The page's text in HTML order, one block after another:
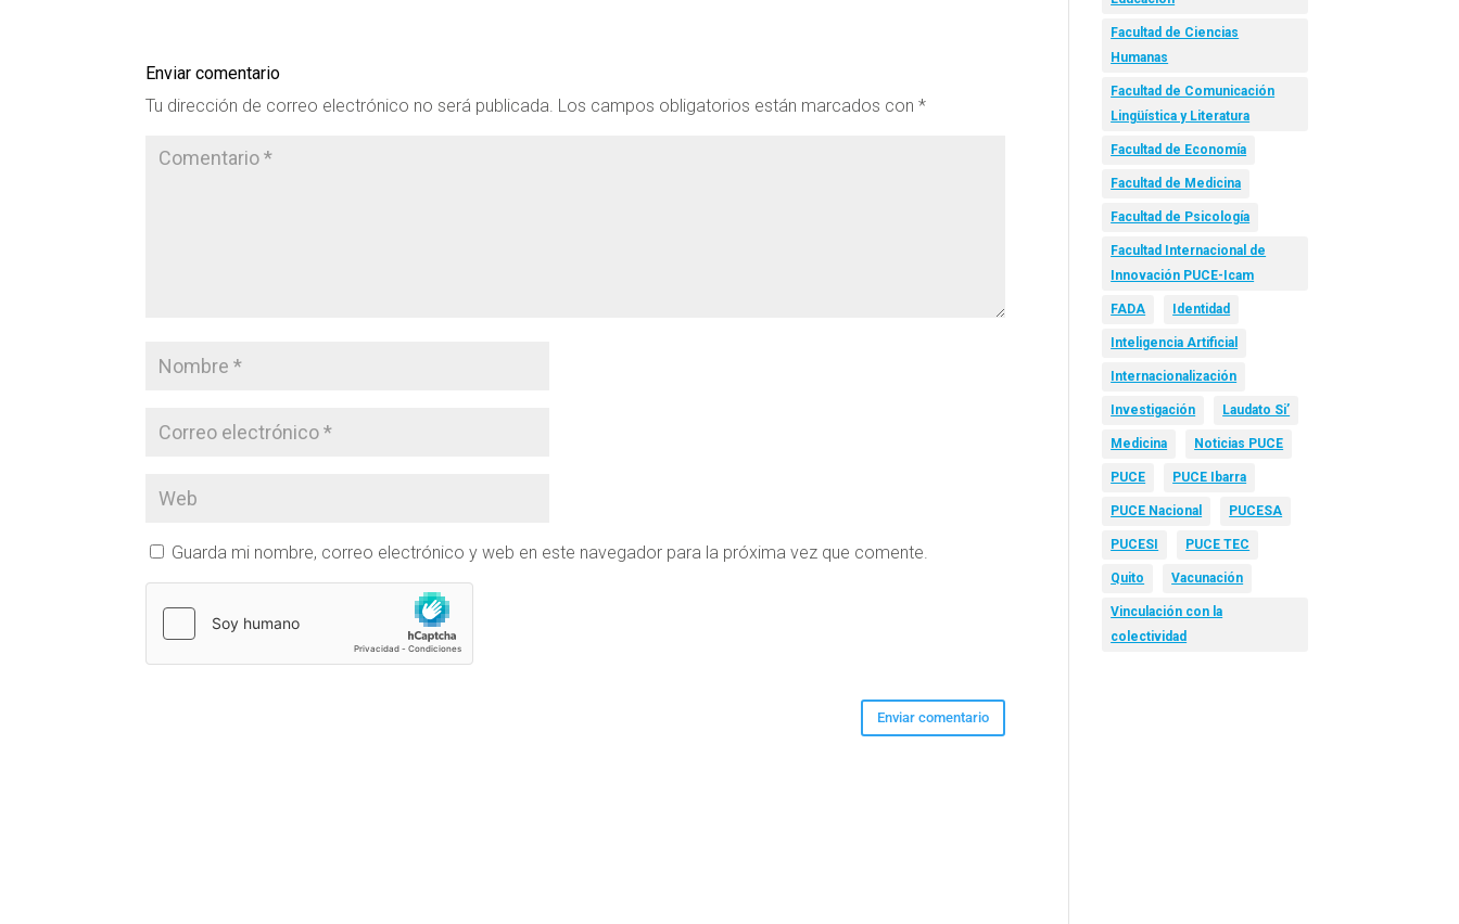
Enviar comentario
Tu dirección de correo electrónico no será publicada. Los campos obligatorios están marcados con*
Guarda mi nombre, correo electrónico y web en este navegador para la próxima vez que comente.
Facultad de Ciencias
Humanas
Facultad de Comunicación
Lingüística y Literatura
Facultad de Economía
Facultad de Medicina
Facultad de Psicología
Facultad Internacional de
Innovación PUCE-Icam
FADA Identidad
Inteligencia Artificial
Internacionalización
Investigación Laudato Si’
Medicina Noticias PUCE
PUCE PUCE Ibarra
PUCE Nacional PUCESA
PUCESI PUCE TEC
Quito Vacunación
Vinculación con la
colectividad